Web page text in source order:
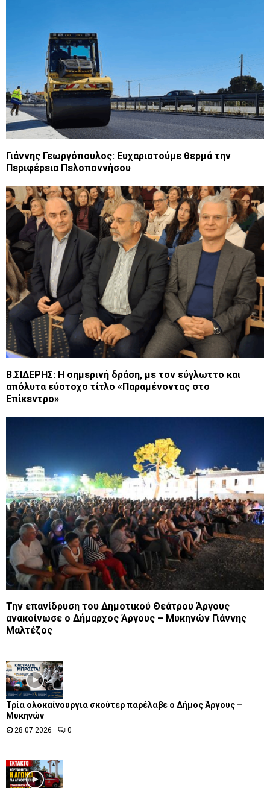
Γιάννης Γεωργόπουλος: Ευχαριστούμε θερμά την
Περιφέρεια Πελοποννήσου
B.ΣΙΔΕΡΗΣ: Η σημερινή δράση, με τον εύγλωττο και
απόλυτα εύστοχο τίτλο «Παραμένοντας στο
Επίκεντρο»
Την επανίδρυση του Δημοτικού Θεάτρου Άργους
ανακοίνωσε ο Δήμαρχος Άργους – Μυκηνών Γιάννης
Μαλτέζος
Τρία ολοκαίνουργια σκούτερ παρέλαβε o Δήμος Άργους –
Μυκηνών
28.07.2026 0